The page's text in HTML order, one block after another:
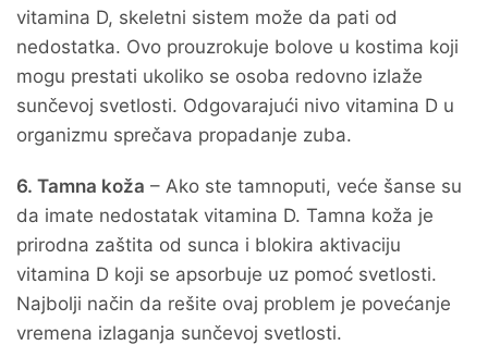
vitamina D, skeletni sistem može da pati od
nedostatka. Ovo prouzrokuje bolove u kostima koji
mogu prestati ukoliko se osoba redovno izlaže
sunčevoj svetlosti. Odgovarajući nivo vitamina D u
organizmu sprečava propadanje zuba.
6. Tamna koža – Ako ste tamnoputi, veće šanse su
da imate nedostatak vitamina D. Tamna koža je
prirodna zaštita od sunca i blokira aktivaciju
vitamina D koji se apsorbuje uz pomoć svetlosti.
Najbolji način da rešite ovaj problem je povećanje
vremena izlaganja sunčevoj svetlosti.